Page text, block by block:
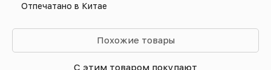
Отпечатано в Китае
Похожие товары
С этим товаром покупают